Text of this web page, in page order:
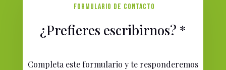
FORMULARIO DE CONTACTO
¿Prefieres escribirnos? *
Completa este formulario y te responderemos